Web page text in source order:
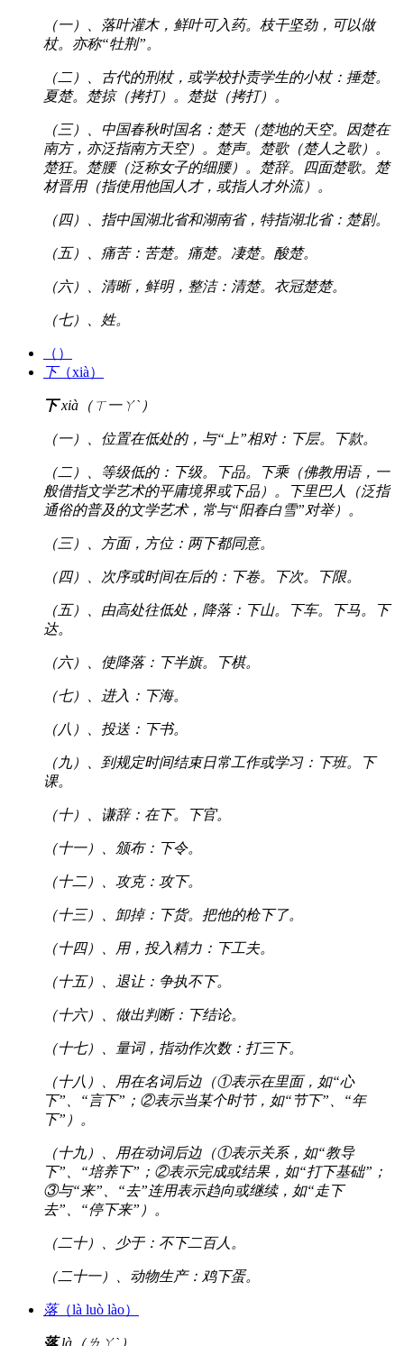
（一）、落叶灌木，鲜叶可入药。枝干坚劲，可以做
杖。亦称“牡荆”。
（二）、古代的刑杖，或学校扑责学生的小杖：捶楚。
夏楚。楚掠（拷打）。楚挞（拷打）。
（三）、中国春秋时国名：楚天（楚地的天空。因楚在
南方，亦泛指南方天空）。楚声。楚歌（楚人之歌）。
楚狂。楚腰（泛称女子的细腰）。楚辞。四面楚歌。楚
材晋用（指使用他国人才，或指人才外流）。
（四）、指中国湖北省和湖南省，特指湖北省：楚剧。
（五）、痛苦：苦楚。痛楚。凄楚。酸楚。
（六）、清晰，鲜明，整洁：清楚。衣冠楚楚。
（七）、姓。
（）
下（xià）
下xià（ㄒ一ㄚˋ）
（一）、位置在低处的，与“上”相对：下层。下款。
（二）、等级低的：下级。下品。下乘（佛教用语，一
般借指文学艺术的平庸境界或下品）。下里巴人（泛指
通俗的普及的文学艺术，常与“阳春白雪”对举）。
（三）、方面，方位：两下都同意。
（四）、次序或时间在后的：下卷。下次。下限。
（五）、由高处往低处，降落：下山。下车。下马。下
达。
（六）、使降落：下半旗。下棋。
（七）、进入：下海。
（八）、投送：下书。
（九）、到规定时间结束日常工作或学习：下班。下
课。
（十）、谦辞：在下。下官。
（十一）、颁布：下令。
（十二）、攻克：攻下。
（十三）、卸掉：下货。把他的枪下了。
（十四）、用，投入精力：下工夫。
（十五）、退让：争执不下。
（十六）、做出判断：下结论。
（十七）、量词，指动作次数：打三下。
（十八）、用在名词后边（①表示在里面，如“心
下”、“言下”；②表示当某个时节，如“节下”、“年
下”）。
（十九）、用在动词后边（①表示关系，如“教导
下”、“培养下”；②表示完成或结果，如“打下基础”；
③与“来”、“去”连用表示趋向或继续，如“走下
去”、“停下来”）。
（二十）、少于：不下二百人。
（二十一）、动物生产：鸡下蛋。
落（là luò lào）
落là（ㄌㄚˋ）